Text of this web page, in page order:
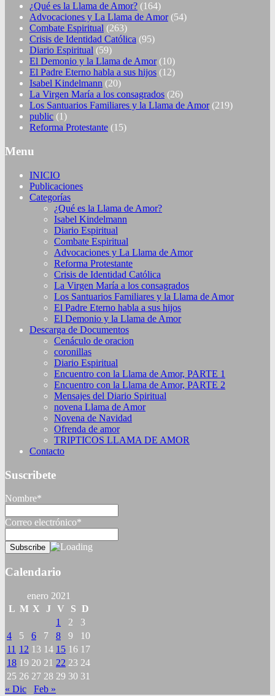
¿Qué es la Llama de Amor? (164)
Advocaciones y La Llama de Amor(54)
Combate Espiritual (263)
Crisis de Identidad Católica (95)
Diario Espiritual (59)
El Demonio y la Llama de Amor(10)
El Padre Eterno habla a sus hijos (12)
Isabel Kindelmann (20)
La Virgen María a los consagrados (26)
Los Santuarios Familiares y la Llama de Amor(219)
public (1)
Reforma Protestante (15)
Menu
INICIO
Publicaciones
Categorías
¿Qué es la Llama de Amor?
Isabel Kindelmann
Diario Espiritual
Combate Espiritual
Advocaciones y La Llama de Amor
Reforma Protestante
Crisis de Identidad Católica
La Virgen María a los consagrados
Los Santuarios Familiares y la Llama de Amor
El Padre Eterno habla a sus hijos
El Demonio y la Llama de Amor
Descarga de Documentos
Cenáculo de oracion
coronillas
Diario Espiritual
Encuentro con la Llama de Amor, PARTE 1
Encuentro con la Llama de Amor, PARTE 2
Mensajes del Diario Spiritual
novena Llama de Amor
Novena de Navidad
Ofrenda de amor
TRIPTICOS LLAMA DE AMOR
Contacto
Suscribete
Nombre*
Correo electrónico*
Calendario
enero 2021
L M X J V S D
1
2
3
4
5 6 7 8 9
10
11 12 13 14 15 16 17
18 19 20 21 22 23 24
25 26 27 28 29 30 31
« Dic
Feb »